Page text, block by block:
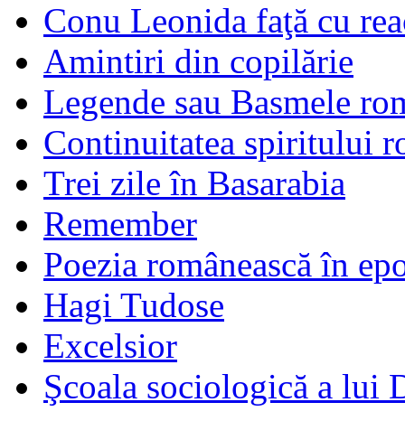
Conu Leonida faţă cu
Amintiri din copilărie
Legende sau Basmele
Continuitatea spiritului
Trei zile în Basarabia
Remember
Poezia românească în
Hagi Tudose
Excelsior
Şcoala sociologică a lui